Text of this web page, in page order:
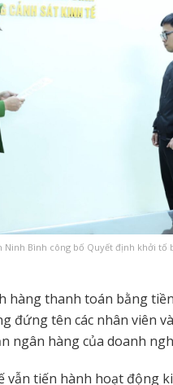
Ninh Bình công bố Quyết định khởi tố
hàng thanh toán bằng
đứng tên các nhân viên
ngân hàng của doanh
vẫn tiến hành hoạt động